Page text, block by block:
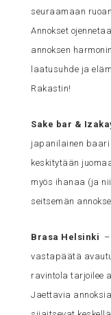
seuraamaan
Annokset
annoksen
laatusuhde ja
Rakastin!
Sake bar &
japanilainen
keskitytään
myös ihanaa (ja
seitsemän
Brasa Helsinki
vastapäätä
ravintola tarjoilee
Jaettavia